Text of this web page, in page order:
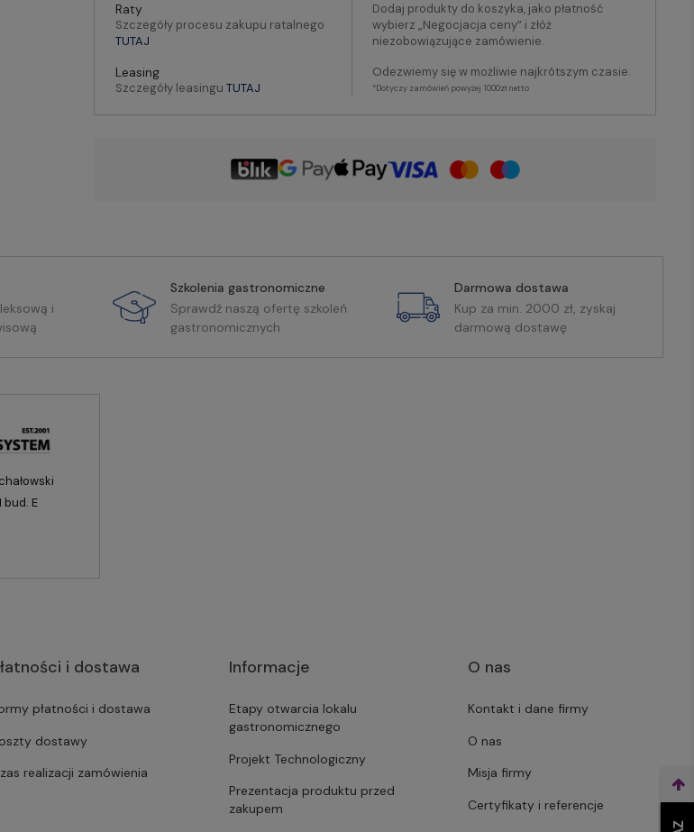
Raty
Szczegóły procesu zakupu ratalnego
TUTAJ
Leasing
Szczegóły leasinguTUTAJ
Dodaj produkty do koszyka, jako płatność
wybierz „Negocjacja ceny” i złóż
niezobowiązujące zamówienie.
Odezwiemy się w możliwie najkrótszym czasie.
*Dotyczy zamówień powyżej 1000zł netto
i
Szkolenia gastronomiczne
Sprawdź naszą ofertę szkoleń
gastronomicznych
Darmowa dostawa
Kup za min. 2000 zł, zyskaj
darmową dostawę
bud. E
i dostawa
płatności i dostawa
dostawy
realizacji zamówienia
Informacje
Etapy otwarcia lokalu
gastronomicznego
Projekt Technologiczny
Prezentacja produktu przed
zakupem
O nas
Kontakt i dane firmy
O nas
Misja firmy
Certyfikaty i referencje